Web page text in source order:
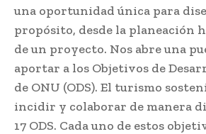
una oportunidad única para
propósito, desde la planeación
de un proyecto. Nos abre una
aportar a los Objetivos de
de ONU (ODS). El turismo
incidir y colaborar de manera
17 ODS. Cada uno de estos